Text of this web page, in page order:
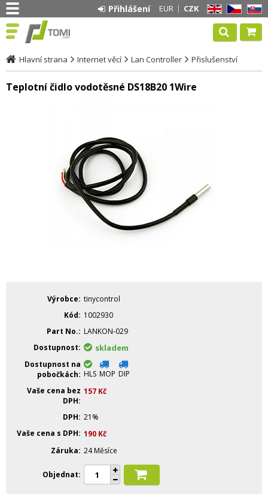
EN CZ SK
EUR CZK
Přihlášení
Hlavní strana Internet věcí Lan Controller Přislušenství
Teplotní čidlo vodotěsné DS18B20 1Wire
Výrobce tinycontrol
Kód
1002930
Part No.
LANKON-029
Dostupnost
skladem
Dostupnost na
pobočkách
HLS MOP DIP
Vaše cena bez
DPH
157 Kč
DPH 21%
Vaše cena s DPH 190 Kč
Záruka 24 Měsíce
Objednat